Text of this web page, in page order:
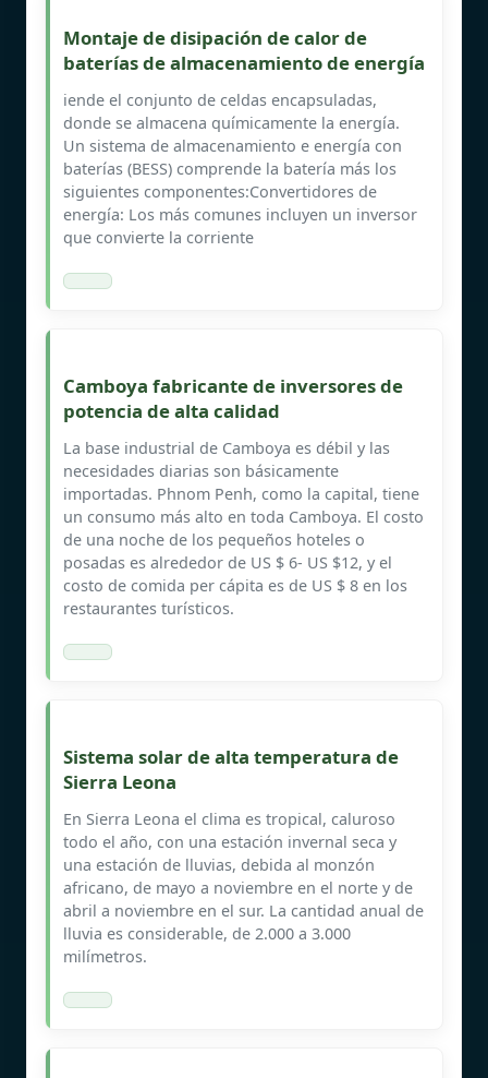
Montaje de disipación de calor de
baterías de almacenamiento de energía
iende el conjunto de celdas encapsuladas,
donde se almacena químicamente la energía.
Un sistema de almacenamiento e energía con
baterías (BESS) comprende la batería más los
siguientes componentes:Convertidores de
energía: Los más comunes incluyen un inversor
que convierte la corriente
Camboya fabricante de inversores de
potencia de alta calidad
La base industrial de Camboya es débil y las
necesidades diarias son básicamente
importadas. Phnom Penh, como la capital, tiene
un consumo más alto en toda Camboya. El costo
de una noche de los pequeños hoteles o
posadas es alrededor de US $ 6- US $12, y el
costo de comida per cápita es de US $ 8 en los
restaurantes turísticos.
Sistema solar de alta temperatura de
Sierra Leona
En Sierra Leona el clima es tropical, caluroso
todo el año, con una estación invernal seca y
una estación de lluvias, debida al monzón
africano, de mayo a noviembre en el norte y de
abril a noviembre en el sur. La cantidad anual de
lluvia es considerable, de 2.000 a 3.000
milímetros.